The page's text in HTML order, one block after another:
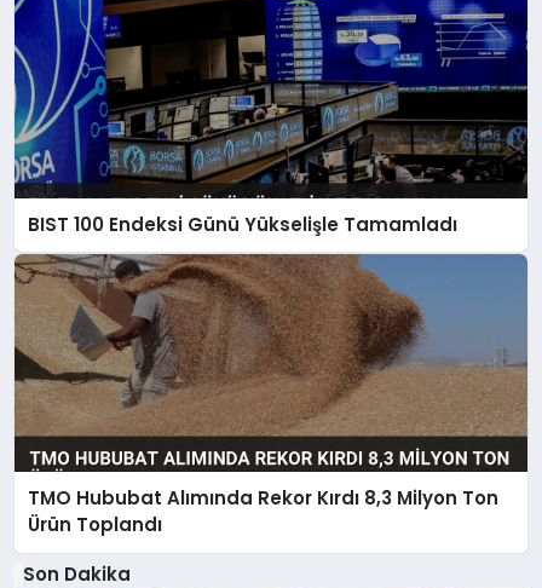
BIST 100 Endeksi Günü Yükselişle Tamamladı
TMO Hububat Alımında Rekor Kırdı 8,3 Milyon Ton
Ürün Toplandı
Son Dakika